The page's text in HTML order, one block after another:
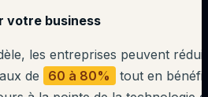
votre business
les entreprises peuvent
de
60 à 80%
tout en